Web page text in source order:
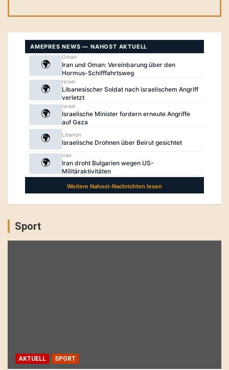
Sport
AKTUELL SPORT